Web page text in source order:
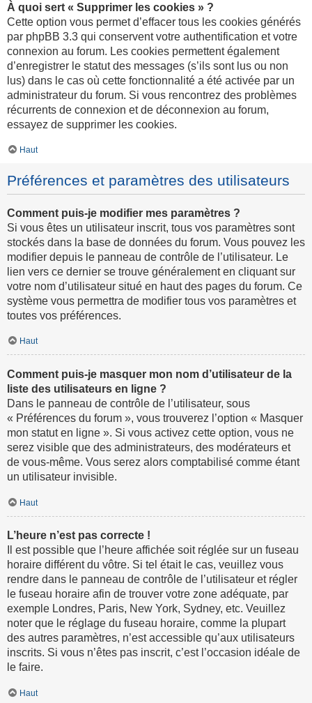
À quoi sert « Supprimer les cookies » ?
Cette option vous permet d’effacer tous les cookies générés
par phpBB 3.3 qui conservent votre authentification et votre
connexion au forum. Les cookies permettent également
d’enregistrer le statut des messages (s’ils sont lus ou non
lus) dans le cas où cette fonctionnalité a été activée par un
administrateur du forum. Si vous rencontrez des problèmes
récurrents de connexion et de déconnexion au forum,
essayez de supprimer les cookies.
Haut
Préférences et paramètres des utilisateurs
Comment puis-je modifier mes paramètres ?
Si vous êtes un utilisateur inscrit, tous vos paramètres sont
stockés dans la base de données du forum. Vous pouvez les
modifier depuis le panneau de contrôle de l’utilisateur. Le
lien vers ce dernier se trouve généralement en cliquant sur
votre nom d’utilisateur situé en haut des pages du forum. Ce
système vous permettra de modifier tous vos paramètres et
toutes vos préférences.
Haut
Comment puis-je masquer mon nom d’utilisateur de la
liste des utilisateurs en ligne ?
Dans le panneau de contrôle de l’utilisateur, sous
« Préférences du forum », vous trouverez l’option « Masquer
mon statut en ligne ». Si vous activez cette option, vous ne
serez visible que des administrateurs, des modérateurs et
de vous-même. Vous serez alors comptabilisé comme étant
un utilisateur invisible.
Haut
L’heure n’est pas correcte !
Il est possible que l’heure affichée soit réglée sur un fuseau
horaire différent du vôtre. Si tel était le cas, veuillez vous
rendre dans le panneau de contrôle de l’utilisateur et régler
le fuseau horaire afin de trouver votre zone adéquate, par
exemple Londres, Paris, New York, Sydney, etc. Veuillez
noter que le réglage du fuseau horaire, comme la plupart
des autres paramètres, n’est accessible qu’aux utilisateurs
inscrits. Si vous n’êtes pas inscrit, c’est l’occasion idéale de
le faire.
Haut